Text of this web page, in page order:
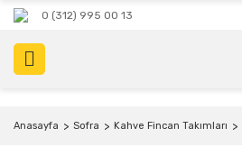
0 (312) 995 00 13
Anasayfa Sofra Kahve Fincan Takımları